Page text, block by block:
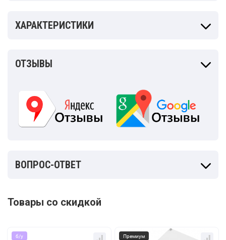
ХАРАКТЕРИСТИКИ
ОТЗЫВЫ
ВОПРОС-ОТВЕТ
Товары со скидкой
б/у Премиум